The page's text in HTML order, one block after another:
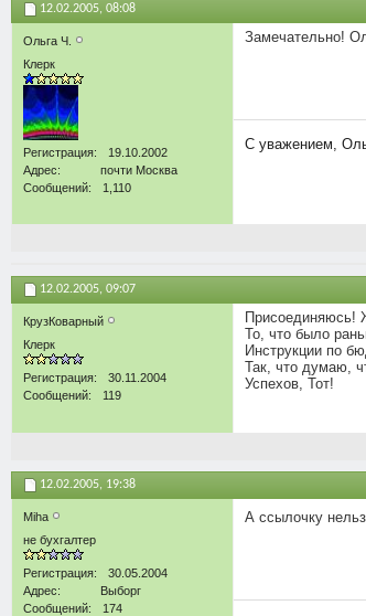
12.02.2005, 08:08
Ольга Ч.
Клерк
Регистрация
19.10.2002
Адрес
почти Москва
Сообщений
1,110
Замечательно!
С уважением,
12.02.2005, 09:07
КрузКоварный
Клерк
Регистрация
30.11.2004
Сообщений
119
Присоединяюсь!
То, что было
Инструкции по
Так, что думаю,
Успехов, Тот!
12.02.2005, 19:38
Miha
не бухгалтер
Регистрация
30.05.2004
Адрес
Выборг
Сообщений
174
А ссылочку